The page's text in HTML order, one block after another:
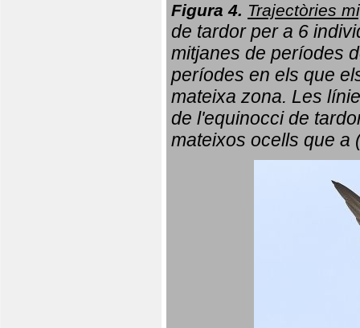
Figura 4. Trajectòries
de tardor per a 6
mitjanes de períodes
períodes en els que
mateixa zona. Les
de l'equinocci de
mateixos ocells que a